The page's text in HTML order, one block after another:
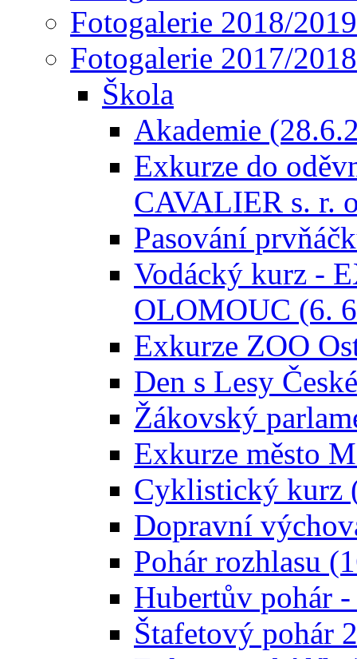
Fotogalerie 2018/2019
Fotogalerie 2017/2018
Škola
Akademie
Exkurze do
CAVALIER s. r.
Pasování
Vodácký kurz -
OLOMOUC (6.
Exkurze ZOO
Den s Lesy
Žákovský
Exkurze město
Cyklistický kurz
Dopravní
Pohár rozhlasu
Hubertův pohár
Štafetový pohár